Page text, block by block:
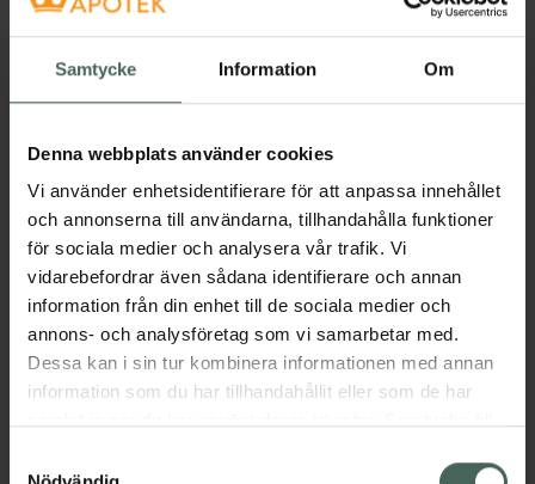
Samtycke Information Om
Denna webbplats använder cookies
Vi använder enhetsidentifierare för att anpassa innehållet
och annonserna till användarna, tillhandahålla funktioner
för sociala medier och analysera vår trafik. Vi
vidarebefordrar även sådana identifierare och annan
information från din enhet till de sociala medier och
annons- och analysföretag som vi samarbetar med.
Dessa kan i sin tur kombinera informationen med annan
information som du har tillhandahållit eller som de har
återkalla ditt samtycke via webbplatsens